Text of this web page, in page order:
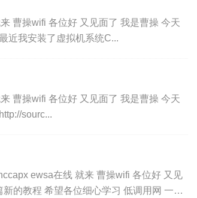
曹操wifi 各位好 又见面了 我是曹操 今天
近我安装了虚拟机系统C...
曹操wifi 各位好 又见面了 我是曹操 今天
sourc...
ewsa在线 就来 曹操wifi 各位好 又见
的教程 希望各位细心学习 低调用网 一、